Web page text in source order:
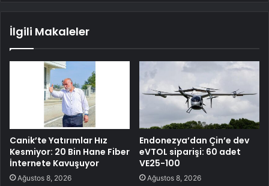
İlgili Makaleler
Canik’te Yatırımlar Hız
Kesmiyor: 20 Bin Hane Fiber
İnternete Kavuşuyor
Ağustos 8, 2026
Endonezya’dan Çin’e dev
eVTOL siparişi: 60 adet
VE25-100
Ağustos 8, 2026